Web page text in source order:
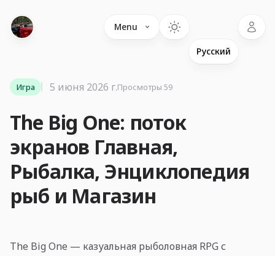
Menu
The Big One: поток
экранов Главная,
Рыбалка, Энциклопедия
рыб и Магазин
Игра 5 июня 2026 г.Просмотры 59
The Big One — казуальная рыболовная RPG с